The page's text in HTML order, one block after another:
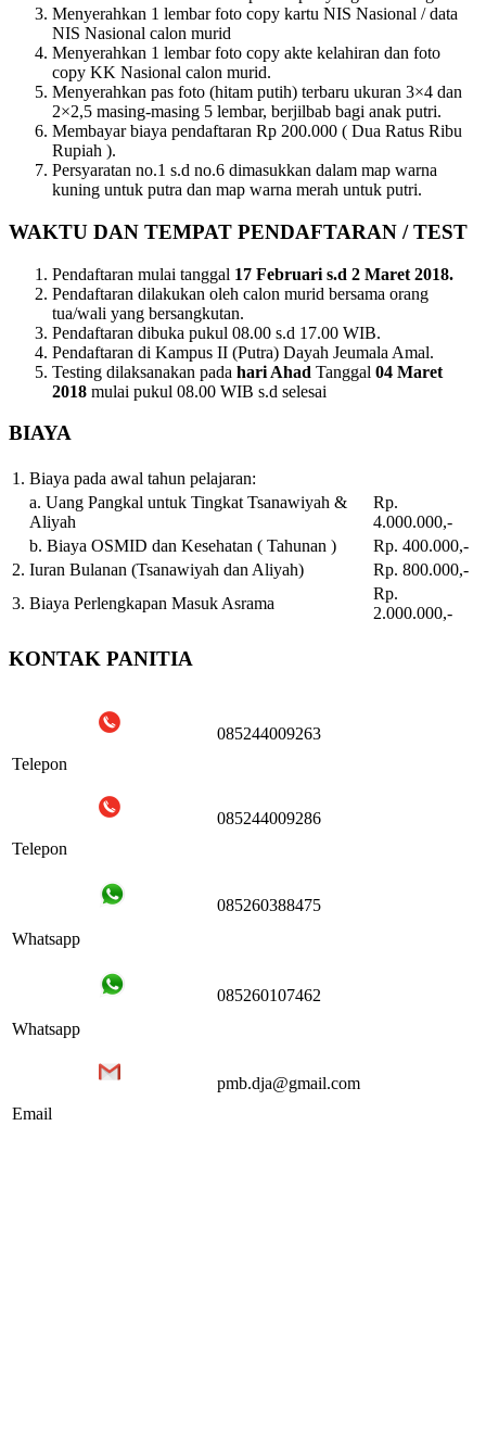
Menyerahkan 1 lembar foto copy kartu NIS Nasional / data
NIS Nasional calon murid
Menyerahkan 1 lembar foto copy akte kelahiran dan foto
copy KK Nasional calon murid.
Menyerahkan pas foto (hitam putih) terbaru ukuran 3×4 dan
2×2,5 masing-masing 5 lembar, berjilbab bagi anak putri.
Membayar biaya pendaftaran Rp 200.000 ( Dua Ratus Ribu
Rupiah ).
Persyaratan no.1 s.d no.6 dimasukkan dalam map warna
kuning untuk putra dan map warna merah untuk putri.
WAKTU DAN TEMPAT PENDAFTARAN / TEST
Pendaftaran mulai tanggal 17 Februari s.d 2 Maret 2018.
Pendaftaran dilakukan oleh calon murid bersama orang
tua/wali yang bersangkutan.
Pendaftaran dibuka pukul 08.00 s.d 17.00 WIB.
Pendaftaran di Kampus II (Putra) Dayah Jeumala Amal.
Testing dilaksanakan pada hari Ahad Tanggal 04 Maret
2018 mulai pukul 08.00 WIB s.d selesai
BIAYA
1. Biaya pada awal tahun pelajaran:
a. Uang Pangkal untuk Tingkat Tsanawiyah &
Aliyah
Rp.
4.000.000,-
b. Biaya OSMID dan Kesehatan ( Tahunan )
Rp. 400.000,-
2. Iuran Bulanan (Tsanawiyah dan Aliyah)
Rp. 800.000,-
3. Biaya Perlengkapan Masuk Asrama
Rp.
2.000.000,-
KONTAK PANITIA
Telepon
085244009263
Telepon
085244009286
Whatsapp
085260388475
Whatsapp
085260107462
Email
pmb.dja@gmail.com